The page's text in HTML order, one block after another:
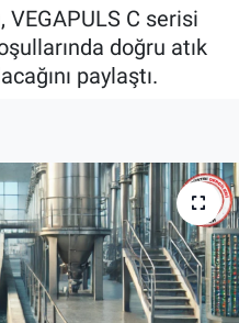
C serisi
doğru atık
paylaştı.